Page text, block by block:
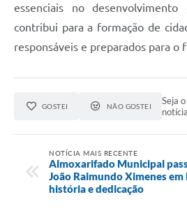
essenciais no
contribui para a formação de
responsáveis e preparados para o
GOSTEI NÃO GOSTEI
Seja
NOTÍCIA MAIS RECENTE
Almoxarifado Municipal
João Raimundo Ximenes em
história e dedicação